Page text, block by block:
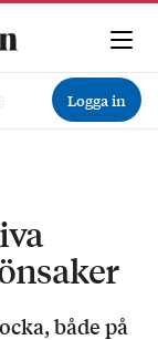
Ekonomi
Logga in
både på